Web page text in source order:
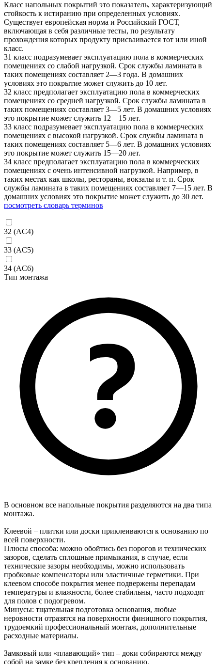
Класс напольных покрытий это показатель, характеризующий
стойкость к истиранию при определенных условиях.
Существует европейская норма и Российский ГОСТ,
включающая в себя различные тесты, по результату
прохождения которых продукту присваивается тот или иной
класс.
31 класс подразумевает эксплуатацию пола в коммерческих
помещениях со слабой нагрузкой. Срок службы ламината в
таких помещениях составляет 2—3 года. В домашних
условиях это покрытие может служить до 10 лет.
32 класс предполагает эксплуатацию пола в коммерческих
помещениях со средней нагрузкой. Срок службы ламината в
таких помещениях составляет 3—5 лет. В домашних условиях
это покрытие может служить 12—15 лет.
33 класс подразумевает эксплуатацию пола в коммерческих
помещениях с высокой нагрузкой. Срок службы ламината в
таких помещениях составляет 5—6 лет. В домашних условиях
это покрытие может служить 15—20 лет.
34 класс предполагает эксплуатацию пола в коммерческих
помещениях с очень интенсивной нагрузкой. Например, в
таких местах как школы, рестораны, вокзалы и т. п. Срок
службы ламината в таких помещениях составляет 7—15 лет. В
домашних условиях это покрытие может служить до 30 лет.
посмотреть словарь терминов
32 (AC4)
33 (AC5)
34 (AC6)
Тип монтажа
В основном все напольные покрытия разделяются на два типа
монтажа.
Клеевой – плитки или доски приклеиваются к основанию по
всей поверхности.
Плюсы способа: можно обойтись без порогов и технических
зазоров, сделать сплошные примыкания, в случае, если
технические зазоры необходимы, можно использовать
пробковые компенсаторы или эластичные герметики. При
клеевом способе покрытия менее подвержены перепадам
температуры и влажности, более стабильны, часто подходят
для полов с подогревом.
Минусы: тщательная подготовка основания, любые
неровности отразятся на поверхности финишного покрытия,
трудоемкий профессиональный монтаж, дополнительные
расходные материалы.
Замковый или «плавающий» тип – доки собираются между
собой на замке без крепления к основанию.